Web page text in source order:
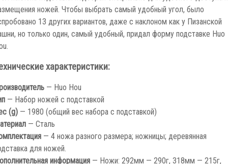
ножей. Чтобы выбрать самый удобный угол, было
13 других вариантов, даже с наклоном как у Пизанской
но только один, самый удобный, придал форму подставке Huo
характеристики:
— Huo Hou
— Набор ножей с подставкой
(g) — 1980 (общий вес набора с подставкой)
— Сталь
— 4 ножа разного размера; ножницы; деревянная
для ножей.
информация — Ножи: 292мм — 290г, 318мм — 215г,